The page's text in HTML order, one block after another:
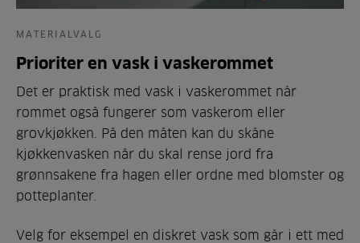
MATERIALVALG
Prioriter en vask i vaskerommet
Det er praktisk med vask i vaskerommet når
rommet også fungerer som vaskerom eller
grovkjøkken. På den måten kan du skåne
kjøkkenvasken når du skal rense jord fra
grønnsakene fra hagen eller ordne med blomster og
potteplanter.
Velg for eksempel en diskret vask som går i ett med